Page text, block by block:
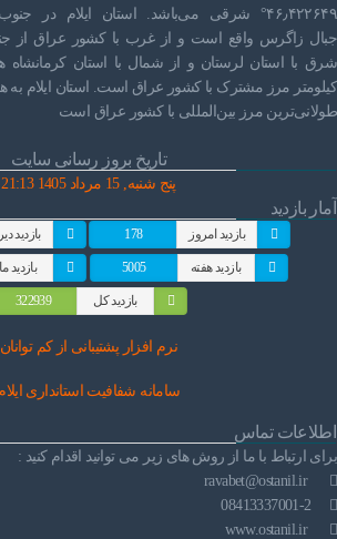
۴۶٫۴۲۲۶۴۹° شرقی می‌باشد. استان ایلام
جبال زاگرس واقع است و از غرب با کشور عراق از
کیلومتر مرز مشترک با کشور عراق است. استان ایلام به
طولانی‌ترین مرز بین‌المللی با کشور عراق است
تاریخ بروز رسانی سایت
پنج شنبه, 15 مرداد 1405 21:13
آمار بازدید
بازدید امروز 178 بازدید
بازدید هفته 5005 بازدید
بازدید کل 322939
نرم افز ار پشتیبانی از کم توانان
سامانه شفافیت استانداری
اطلاعات تماس
برای ارتباط با ما از روش های زیر می توانید اقدام کنید :
ravabet@ostanil.ir
www.ostanil.ir